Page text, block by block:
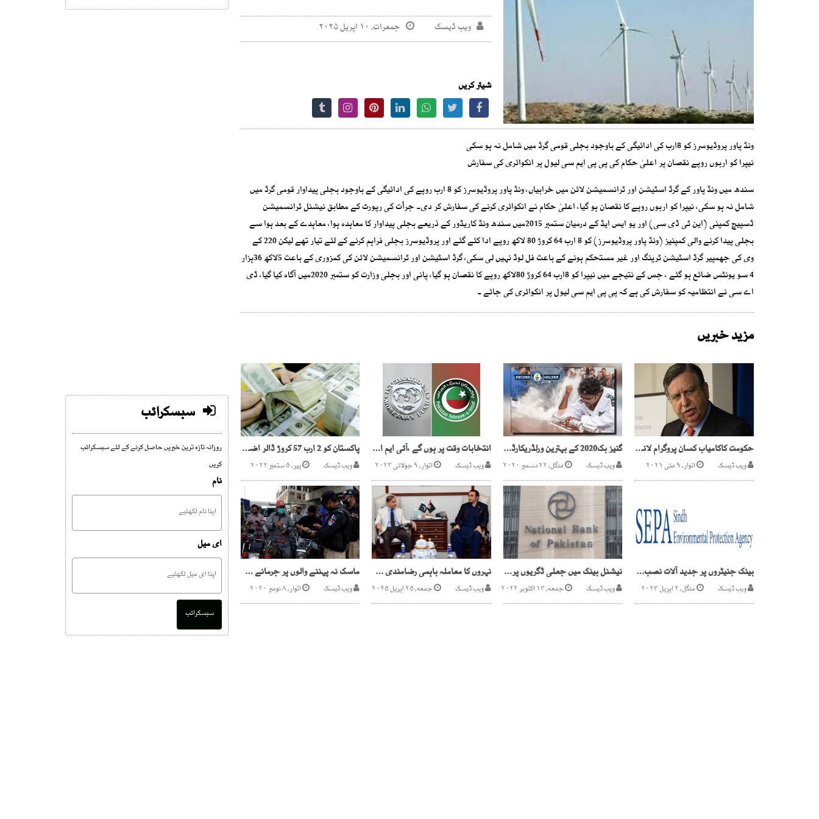
ویب ڈیسک جمعرات, ۱۰ اپریل ۲۰۲۵
شیئر کریں
ونڈ پاور پروڈیوسرز کو 8ارب کی ادائیگی کے باوجود بجلی قومی گرڈ میں شامل نہ ہو سکی
نیپرا کو اربوں روپے نقصان پر اعلیٰ حکام کی پی پی ایم سی لیول پر انکوائری کی سفارش
سندھ میں ونڈ پاور کے گرڈ اسٹیشن اور ٹرانسمیشن لائن میں خرابیاں، ونڈ پاور پروڈیوسرز کو 8 ارب روپے کی ادائیگی کے باوجود بجلی پیداوار قومی گرڈ میں
شامل نہ ہو سکی، نیپرا کو اربوں روپے کا نقصان ہو گیا، اعلیٰ حکام نے انکوائری کرنے کی سفارش کر دی۔ جرأت کی رپورٹ کے مطابق نیشنل ٹرانسمیشن
ڈسپیچ کمپنی (این ٹی ڈی سی) اور یو ایس ایڈ کے درمیان ستمبر 2015میں سندھ ونڈ کاریڈور کے ذریعے بجلی پیداوار کا معاہدہ ہوا، معاہدے کے بعد ہوا سے
بجلی پیدا کرنے والی کمپنیز (ونڈ پاور پروڈیوسرز) کو 8 ارب 64 کروڑ 80 لاکھ روپے ادا کئے گئے اور پروڈیوسرز بجلی فراہم کرنے کے لئے تیار تھے لیکن 220 کے
وی کی جھمپیر گرڈ اسٹیشن ٹرپنگ اور غیر مستحکم ہونے کے باعث فل لوڈ نہیں لی سکی، گرڈ اسٹیشن اور ٹرانسمیشن لائن کی کمزوری کے باعث 5لاکھ 36ہزار
4 سو یونٹس ضائع ہو گئے ، جس کے نتیجے میں نیپرا کو 8ارب 64 کروڑ 80لاکھ روپے کا نقصان ہو گیا، پانی اور بجلی وزارت کو ستمبر 2020میں آگاہ کیا گیا، ڈی
اے سی نے انتظامیہ کو سفارش کی ہے کہ پی پی ایم سی لیول پر انکوائری کی جائے ۔
مزید خبریں
حکومت کاکامیاب کسان پروگرام لانے کافیصلہ
ویب ڈیسک اتوار, ۹ مئی ۲۰۲۱
گنیز بک2020 کے بہترین ورلڈریکارڈ میں پاکستانی کے دو ورلڈ ریکارڈز شامل
ویب ڈیسک منگل, ۲۲ دسمبر ۲۰۲۰
انتخابات وقت پر ہوں گے ،آئی ایم ایف وفد کی چیئرمین پی ٹی آئی کو یقین دہانی
ویب ڈیسک اتوار, ۹ جولائی ۲۰۲۳
پاکستان کو 2 ارب 57 کروڑ ڈالر اضافی قرض ملنے کا امکان
ویب ڈیسک پیر, ۵ ستمبر ۲۰۲۲
بینک جنیٹروں پر جدید آلات نصب کریں، سیپا کی تنبیہ
ویب ڈیسک منگل, ۲ اپریل ۲۰۲۴
نیشنل بینک میں جعلی ڈگریوں پر بھرتیاں، انتظامیہ کارروائی میں ناکام
ویب ڈیسک جمعه, ۱۴ اکتوبر ۲۰۲۲
نہروں کا معاملہ باہمی رضامندی سے حل کریں گے ، نون لیگ اورپی پی میںاتفاق
ویب ڈیسک جمعه, ۲۵ اپریل ۲۰۲۵
ماسک نہ پہننے والوں پر جرمانے شروع
ویب ڈیسک اتوار, ۸ نومبر ۲۰۲۰
سبسکرائب
روزانہ تازہ ترین خبریں حاصل کرنے کے لئے سبسکرائب
کریں
نام
ای میل
سبسکرائب